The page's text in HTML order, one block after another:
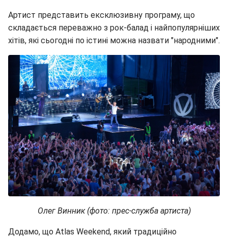
Артист представить ексклюзивну програму, що
складається переважно з рок-балад і найпопулярніших
хітів, які сьогодні по істині можна назвати "народними".
Олег Винник (фото: прес-служба артиста)
Додамо, що Atlas Weekend, який традиційно